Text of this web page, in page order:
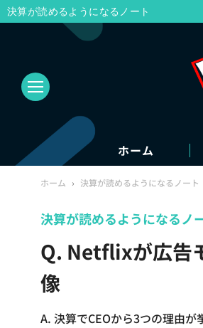
ホーム
ホーム › 決算が読めるようになるノート
Q. Netflixが広告
像
A. 決算でCEOから3つの理由
決算が読めるようになるノ
決算が読めるようになるノート